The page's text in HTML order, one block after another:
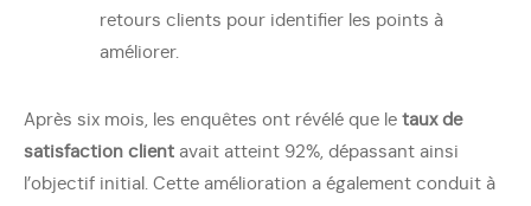
retours clients pour identifier les points à
améliorer.
Après six mois, les enquêtes ont révélé que le taux de
satisfaction client avait atteint 92%, dépassant ainsi
l’objectif initial. Cette amélioration a également conduit à